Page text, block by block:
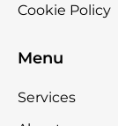
Cookie Policy
Menu
Services